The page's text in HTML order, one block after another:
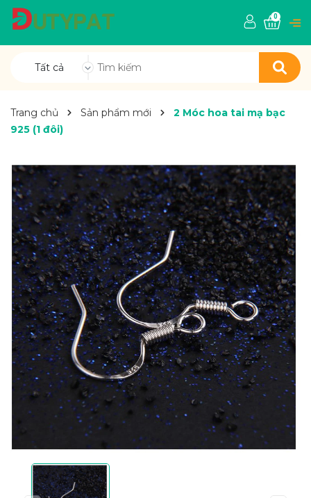
Tất cả
0
Trang chủ Sản phẩm mới
2 Móc hoa tai mạ bạc
925 (1 đôi)